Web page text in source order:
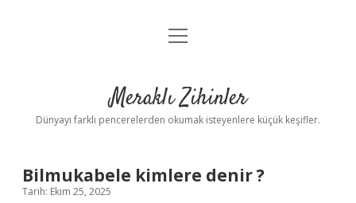
Anasayfa
Yasal Uyarı
menüyü
Meraklı Zihinler
Dünyayı farklı pencerelerden okumak isteyenlere küçük keşifler.
Bilmukabele kimlere denir ?
Tarih: Ekim 25, 2025